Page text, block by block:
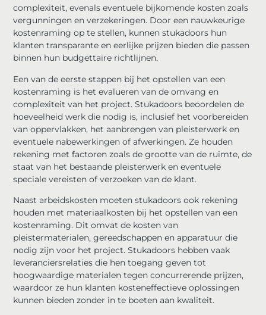
complexiteit, evenals eventuele bijkomende kosten zoals
vergunningen en verzekeringen. Door een nauwkeurige
kostenraming op te stellen, kunnen stukadoors hun
klanten transparante en eerlijke prijzen bieden die passen
binnen hun budgettaire richtlijnen.
Een van de eerste stappen bij het opstellen van een
kostenraming is het evalueren van de omvang en
complexiteit van het project. Stukadoors beoordelen de
hoeveelheid werk die nodig is, inclusief het voorbereiden
van oppervlakken, het aanbrengen van pleisterwerk en
eventuele nabewerkingen of afwerkingen. Ze houden
rekening met factoren zoals de grootte van de ruimte, de
staat van het bestaande pleisterwerk en eventuele
speciale vereisten of verzoeken van de klant.
Naast arbeidskosten moeten stukadoors ook rekening
houden met materiaalkosten bij het opstellen van een
kostenraming. Dit omvat de kosten van
pleistermaterialen, gereedschappen en apparatuur die
nodig zijn voor het project. Stukadoors hebben vaak
leveranciersrelaties die hen toegang geven tot
hoogwaardige materialen tegen concurrerende prijzen,
waardoor ze hun klanten kosteneffectieve oplossingen
kunnen bieden zonder in te boeten aan kwaliteit.